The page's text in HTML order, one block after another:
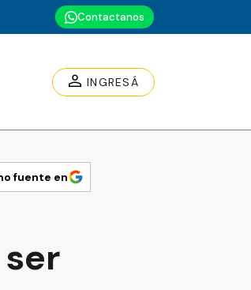
Contactanos
INGRESÁ
fuente en